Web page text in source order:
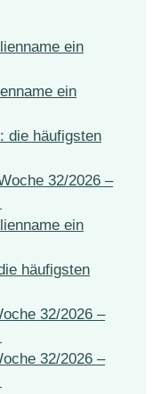
ein
ein
die häufigsten
32/2026 –
ein
häufigsten
32/2026 –
32/2026 –